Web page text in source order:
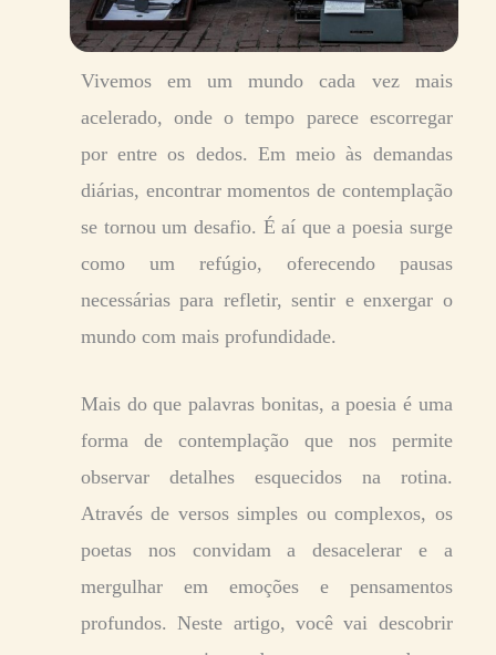
Vivemos em um mundo cada vez mais
acelerado, onde o tempo parece escorregar
por entre os dedos. Em meio às demandas
diárias, encontrar momentos de contemplação
se tornou um desafio. É aí que a poesia surge
como um refúgio, oferecendo pausas
necessárias para refletir, sentir e enxergar o
mundo com mais profundidade.
Mais do que palavras bonitas, a poesia é uma
forma de contemplação que nos permite
observar detalhes esquecidos na rotina.
Através de versos simples ou complexos, os
poetas nos convidam a desacelerar e a
mergulhar em emoções e pensamentos
profundos. Neste artigo, você vai descobrir